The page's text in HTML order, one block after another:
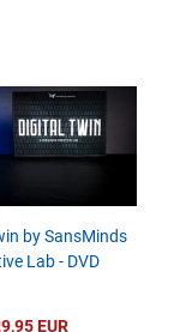
by SansMinds
Lab - DVD
EUR